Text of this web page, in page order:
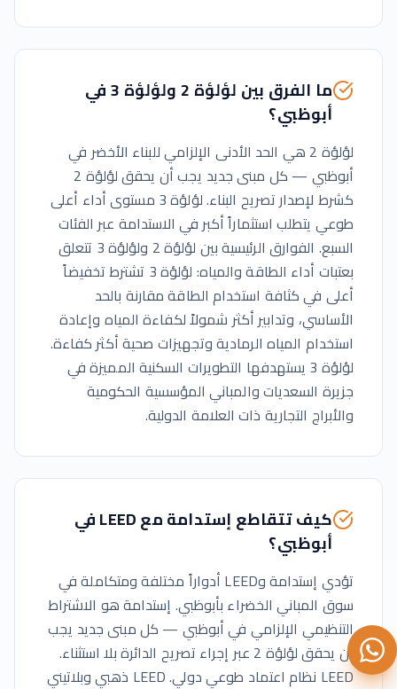
ما الفرق بين لؤلؤة 2 ولؤلؤة 3 في
أبوظبي؟
لؤلؤة 2 هي الحد الأدنى الإلزامي للبناء الأخضر في
أبوظبي — كل مبنى جديد يجب أن يحقق لؤلؤة 2
كشرط لإصدار تصريح البناء. لؤلؤة 3 مستوى أداء أعلى
طوعي يتطلب استثماراً أكبر في الاستدامة عبر الفئات
السبع. الفوارق الرئيسية بين لؤلؤة 2 ولؤلؤة 3 تتعلق
بعتبات أداء الطاقة والمياه: لؤلؤة 3 تشترط تخفيضاً
أعلى في كثافة استخدام الطاقة مقارنة بالحد
الأساسي، وتدابير أكثر شمولاً لكفاءة المياه وإعادة
استخدام المياه الرمادية وتجهيزات صحية أكثر كفاءة.
لؤلؤة 3 يستهدفها التطويرات السكنية المميزة في
جزيرة السعديات والمباني المؤسسية الحكومية
والأبراج التجارية ذات العلامة الدولية.
كيف تتقاطع إستدامة مع LEED في
أبوظبي؟
تؤدي إستدامة وLEED أدواراً مختلفة ومتكاملة في
سوق المباني الخضراء بأبوظبي. إستدامة هو الاشتراط
التنظيمي الإلزامي في أبوظبي — كل مبنى جديد يجب
أن يحقق لؤلؤة 2 عبر إجراء تصريح الدائرة بلا استثناء.
LEED نظام اعتماد طوعي دولي. LEED ذهبي وبلاتيني